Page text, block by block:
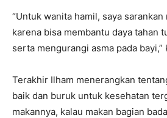
“Untuk wanita hamil, saya
karena bisa membantu daya tahan
serta mengurangi asma pada bayi,”
Terakhir Ilham menerangkan
baik dan buruk untuk kesehatan
makannya, kalau makan bagian